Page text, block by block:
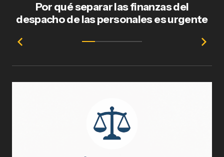
Por qué separar las finanzas del
despacho de las personales es urgente